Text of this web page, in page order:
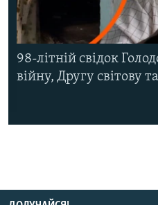
98-літній свідок
війну, Другу світову